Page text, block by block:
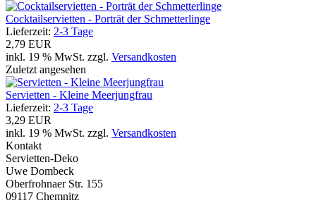
Cocktailservietten - Porträt der Schmetterlinge
Lieferzeit: 2-3 Tage
2,79 EUR
inkl. 19 % MwSt. zzgl. Versandkosten
Zuletzt angesehen
Servietten - Kleine Meerjungfrau
Lieferzeit: 2-3 Tage
3,29 EUR
inkl. 19 % MwSt. zzgl. Versandkosten
Kontakt
Servietten-Deko
Uwe Dombeck
Oberfrohnaer Str. 155
09117 Chemnitz